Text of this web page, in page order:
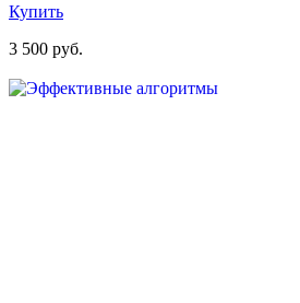
Купить
3 500 руб.